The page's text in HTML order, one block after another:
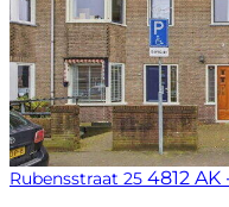
Rubensstraat 25 4812 AK